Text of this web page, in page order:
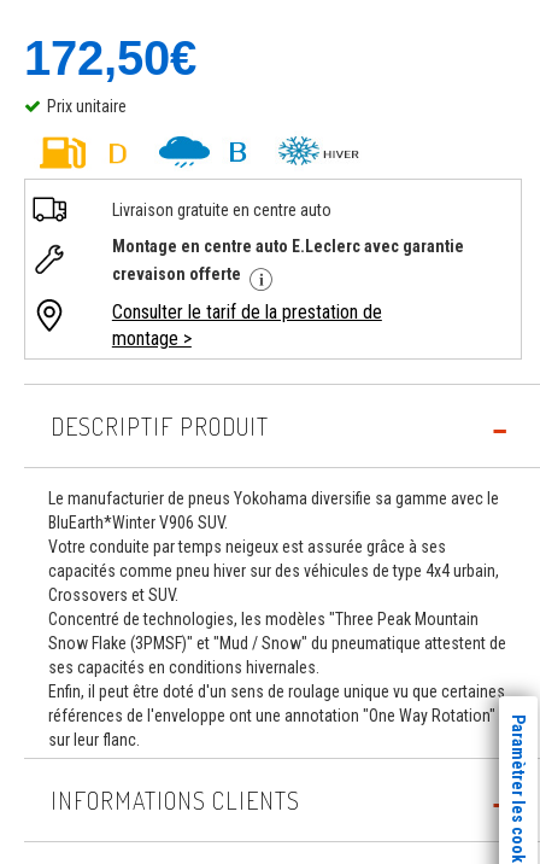
172,50€
Prix unitaire
Livraison gratuite en centre auto
Montage en centre auto E.Leclerc avec garantie
crevaison offerte
Consulter le tarif de la prestation de
montage >
DESCRIPTIF PRODUIT
Le manufacturier de pneus Yokohama diversifie sa gamme avec le
BluEarth*Winter V906 SUV.
Votre conduite par temps neigeux est assurée grâce à ses
capacités comme pneu hiver sur des véhicules de type 4x4 urbain,
Crossovers et SUV.
Concentré de technologies, les modèles "Three Peak Mountain
Snow Flake (3PMSF)" et "Mud / Snow" du pneumatique attestent de
ses capacités en conditions hivernales.
Enfin, il peut être doté d'un sens de roulage unique vu que certaines
références de l'enveloppe ont une annotation "One Way Rotation"
sur leur flanc.
INFORMATIONS CLIENTS Paramètrer les cookies